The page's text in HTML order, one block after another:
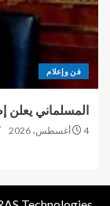
فن وإعلام
المسلماني يعلن
4 أغسطس، 2026